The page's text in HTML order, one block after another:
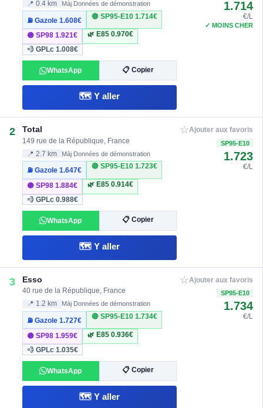
📍 0.4 km Màj Données de démonstration
⛽ Gazole1.608€
🔴 SP95-E10 1.714€
🟣 SP981.921€ 🌿 E85 0.970€
💨 GPLc1.008€
WhatsApp 📋 Copier
🗺️ Y aller
1.714
€/L
✓ MOINS CHER
2 Total
149 rue de la République, France
📍 2.7 km Màj Données de démonstration
⛽ Gazole1.647€
🔴 SP95-E10 1.723€
🟣 SP981.884€ 🌿 E85 0.914€
💨 GPLc0.988€
WhatsApp 📋 Copier
🗺️ Y aller
☆Ajouter aux favoris
SP95-E10
1.723
€/L
3 Esso
40 rue de la République, France
📍 1.2 km Màj Données de démonstration
⛽ Gazole1.727€
🔴 SP95-E10 1.734€
🟣 SP981.959€ 🌿 E85 0.936€
💨 GPLc1.035€
WhatsApp 📋 Copier
🗺️ Y aller
☆Ajouter aux favoris
SP95-E10
1.734
€/L